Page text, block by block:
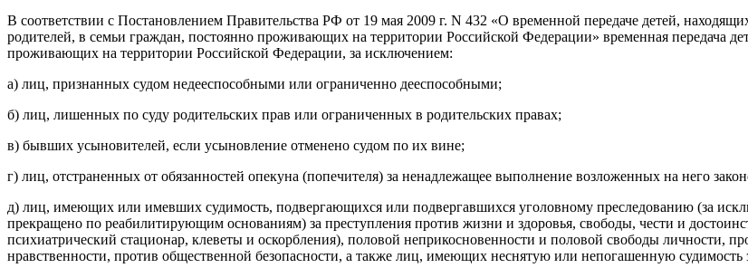
В соответствии с Постановлением Правительства РФ от 19 мая 2009 г. N 432 «О временной передаче детей,
родителей, в семьи граждан, постоянно проживающих на территории Российской Федерации» временная передача
проживающих на территории Российской Федерации, за исключением:
а) лиц, признанных судом недееспособными или ограниченно дееспособными;
б) лиц, лишенных по суду родительских прав или ограниченных в родительских правах;
в) бывших усыновителей, если усыновление отменено судом по их вине;
г) лиц, отстраненных от обязанностей опекуна (попечителя) за ненадлежащее выполнение возложенных на него
д) лиц, имеющих или имевших судимость, подвергающихся или подвергавшихся уголовному преследованию (за
прекращено по реабилитирующим основаниям) за преступления против жизни и здоровья, свободы, чести и
психиатрический стационар, клеветы и оскорбления), половой неприкосновенности и половой свободы личности,
нравственности, против общественной безопасности, а также лиц, имеющих неснятую или непогашенную судимость